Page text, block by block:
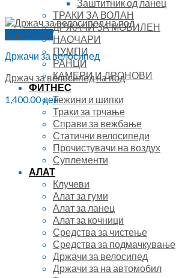
Заштитник од ланец
ТРАКИ ЗА ВОЛАН
ДРЖАЧИ ЗА МОБИЛЕН
НАОЧАРИ
ПУМПИ
РАНЦИ
КАМЕРИ И ДРОНОВИ
ФИТНЕС
Тежини и шипки
Траки за трчање
Справи за вежбање
Статични велосипеди
Прочистувачи на воздух
Суплементи
АЛАТ
Клучеви
Алат за гуми
Алат за ланец
Алат за кочници
Средства за чистење
Средства за подмачкување
Држачи за велосипед
Држачи за на автомобил
Quick View
Држачи за велосипед
Држач за велосипед на под
1,400.00ден